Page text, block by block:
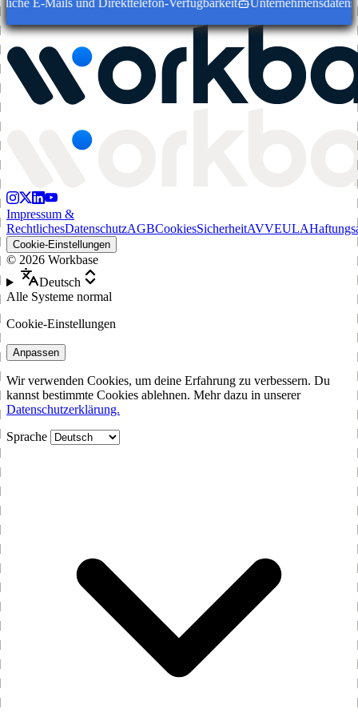
Impressum &
RechtlichesDatenschutzAGBCookiesSicherheitAVVEULA
Cookie-Einstellungen
© 2026 Workbase
Deutsch
Alle Systeme normal
Cookie-Einstellungen
Anpassen
Wir verwenden Cookies, um deine Erfahrung zu verbessern. Du
kannst bestimmte Cookies ablehnen. Mehr dazu in unserer
Datenschutzerklärung.
Sprache